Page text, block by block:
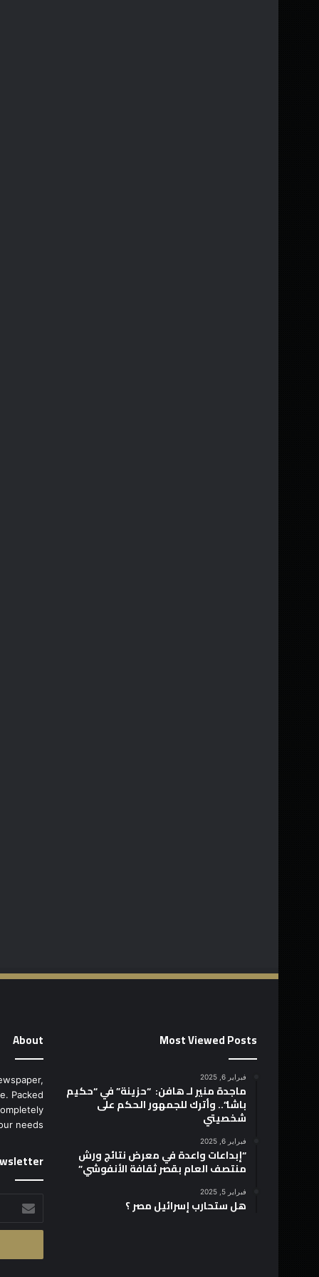
Most Viewed Posts
فبراير 6, 2025
ماجدة منير لـ هافن: “حزينة” في “حكيم
باشا”.. وأترك للجمهور الحكم على
شخصيتي
فبراير 6, 2025
“إبداعات واعدة في معرض نتائج ورش
منتصف العام بقصر ثقافة الأنفوشي”
فبراير 5, 2025
هل ستحارب إسرائيل مصر ؟
About
Packed
needs.
بريدك
الإلكتروني